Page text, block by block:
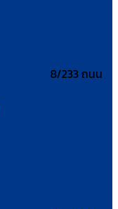
8/233 ถนน